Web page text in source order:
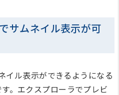
サムネイル表示が可
イル表示ができるようになる
。エクスプローラでプレビ